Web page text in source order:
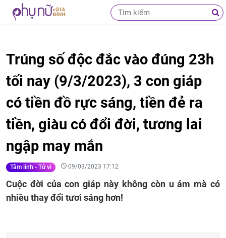
Trúng số độc đắc vào đúng 23h
tối nay (9/3/2023), 3 con giáp
có tiền đồ rực sáng, tiền đẻ ra
tiền, giàu có đổi đời, tương lai
ngập may mắn
Tâm linh - Tử vi 09/03/2023 17:12
Cuộc đời của con giáp này không còn u ám mà có
nhiều thay đổi tươi sáng hơn!